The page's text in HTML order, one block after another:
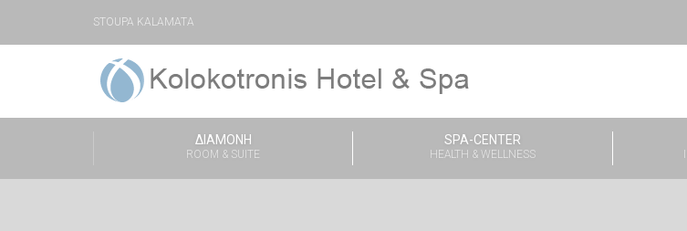
STOUPA KALAMATA
ΔΙΑΜΟΝΉ
ROOM & SUITE
SPA-CENTER
HEALTH & WELLNESS